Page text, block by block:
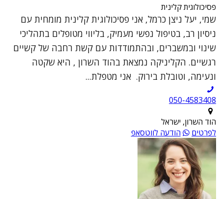
פסיכולוגית קלינית
שמי, יעל ניצן כרמל, אני פסיכולוגית קלינית מומחית עם
ניסיון רב, בטיפול נפשי מעמיק, בליווי מטופלים בתהליכי
שינוי ובמשברים, ובהתמודדות עם קשת רחבה של קשיים
רגשיים. הקליניקה נמצאת בהוד השרון , היא שקטה
ונעימה, וטובלת בירוק. אני מטפלת...
050-4583408
הוד השרון, ישראל
לפרטים
הודעה לווטסאפ